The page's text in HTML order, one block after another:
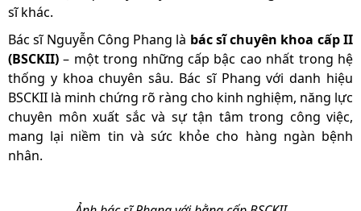
sĩ khác.
Bác sĩ Nguyễn Công Phang là bác sĩ chuyên khoa cấp II
(BSCKII) – một trong những cấp bậc cao nhất trong hệ
thống y khoa chuyên sâu. Bác sĩ Phang với danh hiệu
BSCKII là minh chứng rõ ràng cho kinh nghiệm, năng lực
chuyên môn xuất sắc và sự tận tâm trong công việc,
mang lại niềm tin và sức khỏe cho hàng ngàn bệnh
nhân.